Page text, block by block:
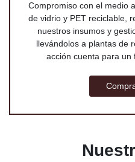
Compromiso con el medio
de vidrio y PET reciclable,
nuestros insumos y
llevándolos a plantas de
acción cuenta para un